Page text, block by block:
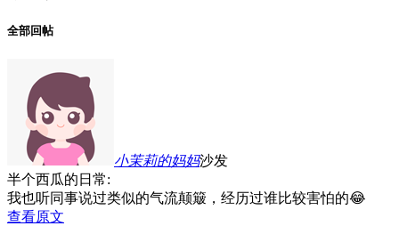
全部回帖
小茉莉的妈妈沙发
半个西瓜的日常:
我也听同事说过类似的气流颠簸，经历过谁比较害怕的😂
查看原文